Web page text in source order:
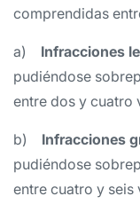
comprendidas
a) Infracciones
pudiéndose
entre dos y cuatro
b) Infracciones
pudiéndose
entre cuatro y